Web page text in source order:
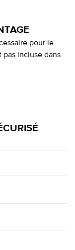
pour le
pas incluse dans